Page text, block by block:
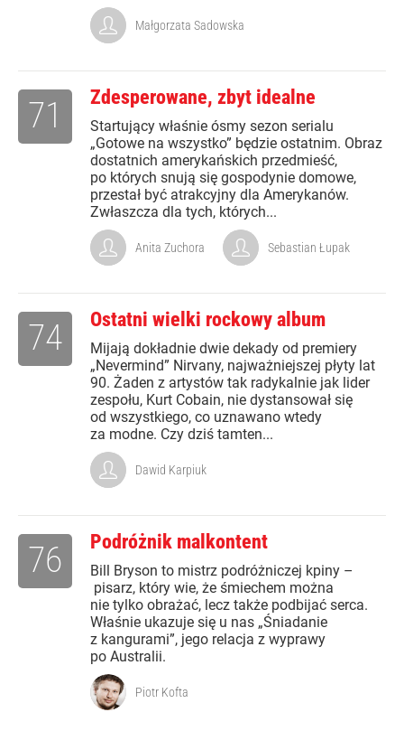
Małgorzata Sadowska
Zdesperowane, zbyt idealne
Startujący właśnie ósmy sezon serialu
„Gotowe na wszystko” będzie ostatnim. Obraz
dostatnich amerykańskich przedmieść,
po których snują się gospodynie domowe,
przestał być atrakcyjny dla Amerykanów.
Zwłaszcza dla tych, których...
71
Anita Zuchora Sebastian Łupak
Ostatni wielki rockowy album
Mijają dokładnie dwie dekady od premiery
„Nevermind” Nirvany, najważniejszej płyty lat
90. Żaden z artystów tak radykalnie jak lider
zespołu, Kurt Cobain, nie dystansował się
od wszystkiego, co uznawano wtedy
za modne. Czy dziś tamten...
74
Dawid Karpiuk
Podróżnik malkontent
Bill Bryson to mistrz podróżniczej kpiny –
pisarz, który wie, że śmiechem można
nie tylko obrażać, lecz także podbijać serca.
Właśnie ukazuje się u nas „Śniadanie
z kangurami”, jego relacja z wyprawy
po Australii.
76
Piotr Kofta